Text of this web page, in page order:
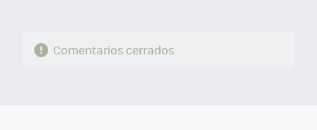
Comentarios cerrados